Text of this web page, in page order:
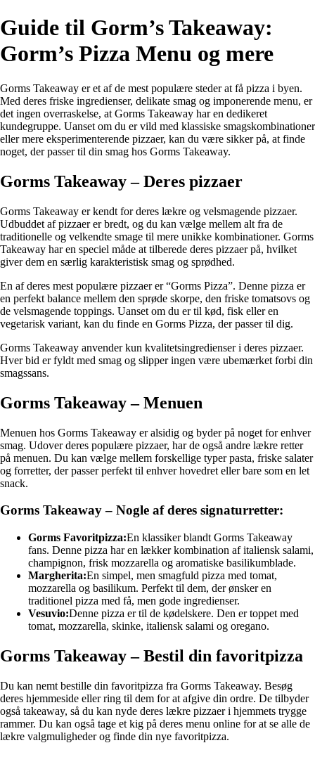
Guide til Gorm’s Takeaway:
Gorm’s Pizza Menu og mere
Gorms Takeaway er et af de mest populære steder at få pizza i byen.
Med deres friske ingredienser, delikate smag og imponerende menu, er
det ingen overraskelse, at Gorms Takeaway har en dedikeret
kundegruppe. Uanset om du er vild med klassiske smagskombinationer
eller mere eksperimenterende pizzaer, kan du være sikker på, at finde
noget, der passer til din smag hos Gorms Takeaway.
Gorms Takeaway – Deres pizzaer
Gorms Takeaway er kendt for deres lækre og velsmagende pizzaer.
Udbuddet af pizzaer er bredt, og du kan vælge mellem alt fra de
traditionelle og velkendte smage til mere unikke kombinationer. Gorms
Takeaway har en speciel måde at tilberede deres pizzaer på, hvilket
giver dem en særlig karakteristisk smag og sprødhed.
En af deres mest populære pizzaer er “Gorms Pizza”. Denne pizza er
en perfekt balance mellem den sprøde skorpe, den friske tomatsovs og
de velsmagende toppings. Uanset om du er til kød, fisk eller en
vegetarisk variant, kan du finde en Gorms Pizza, der passer til dig.
Gorms Takeaway anvender kun kvalitetsingredienser i deres pizzaer.
Hver bid er fyldt med smag og slipper ingen være ubemærket forbi din
smagssans.
Gorms Takeaway – Menuen
Menuen hos Gorms Takeaway er alsidig og byder på noget for enhver
smag. Udover deres populære pizzaer, har de også andre lækre retter
på menuen. Du kan vælge mellem forskellige typer pasta, friske salater
og forretter, der passer perfekt til enhver hovedret eller bare som en let
snack.
Gorms Takeaway – Nogle af deres signaturretter:
Gorms Favoritpizza:En klassiker blandt Gorms Takeaway
fans. Denne pizza har en lækker kombination af italiensk salami,
champignon, frisk mozzarella og aromatiske basilikumblade.
Margherita:En simpel, men smagfuld pizza med tomat,
mozzarella og basilikum. Perfekt til dem, der ønsker en
traditionel pizza med få, men gode ingredienser.
Vesuvio:Denne pizza er til de kødelskere. Den er toppet med
tomat, mozzarella, skinke, italiensk salami og oregano.
Gorms Takeaway – Bestil din favoritpizza
Du kan nemt bestille din favoritpizza fra Gorms Takeaway. Besøg
deres hjemmeside eller ring til dem for at afgive din ordre. De tilbyder
også takeaway, så du kan nyde deres lækre pizzaer i hjemmets trygge
rammer. Du kan også tage et kig på deres menu online for at se alle de
lækre valgmuligheder og finde din nye favoritpizza.